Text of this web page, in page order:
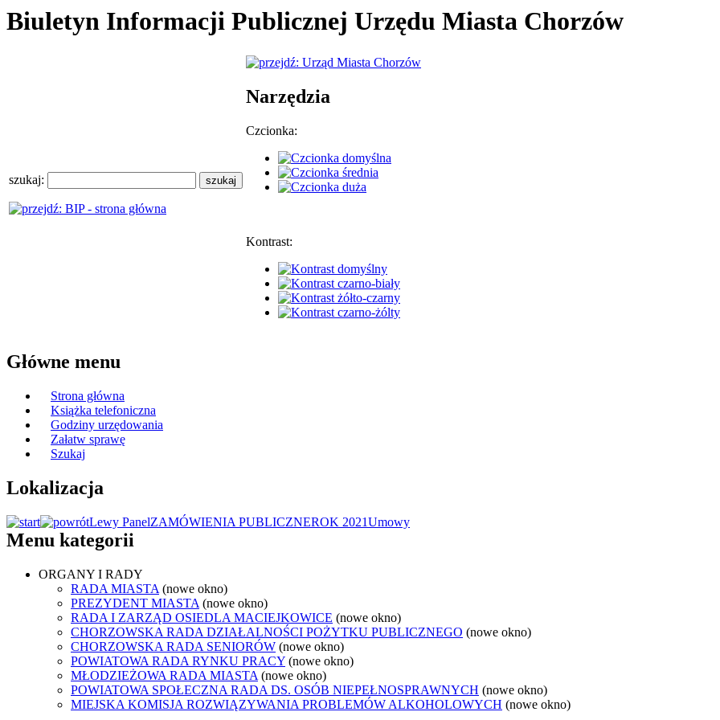
Biuletyn Informacji Publicznej Urzędu Miasta Chorzów
szukaj:
Narzędzia
Czcionka:
Kontrast:
Główne menu
Strona główna
Książka telefoniczna
Godziny urzędowania
Załatw sprawę
Szukaj
Lokalizacja
Lewy PanelZAMÓWIENIA PUBLICZNEROK 2021Umowy
Menu kategorii
ORGANY I RADY
RADA MIASTA (nowe okno)
PREZYDENT MIASTA (nowe okno)
RADA I ZARZĄD OSIEDLA MACIEJKOWICE (nowe okno)
CHORZOWSKA RADA DZIAŁALNOŚCI POŻYTKU PUBLICZNEGO (nowe okno)
CHORZOWSKA RADA SENIORÓW (nowe okno)
POWIATOWA RADA RYNKU PRACY (nowe okno)
MŁODZIEŻOWA RADA MIASTA (nowe okno)
POWIATOWA SPOŁECZNA RADA DS. OSÓB NIEPEŁNOSPRAWNYCH (nowe okno)
MIEJSKA KOMISJA ROZWIĄZYWANIA PROBLEMÓW ALKOHOLOWYCH (nowe okno)